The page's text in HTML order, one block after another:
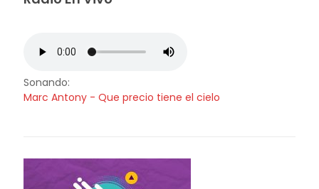
Sonando:
Marc Antony - Que precio tiene el cielo